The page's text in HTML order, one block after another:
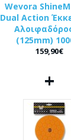
Wevora
Dual Action
(125mm)
159,90€
+